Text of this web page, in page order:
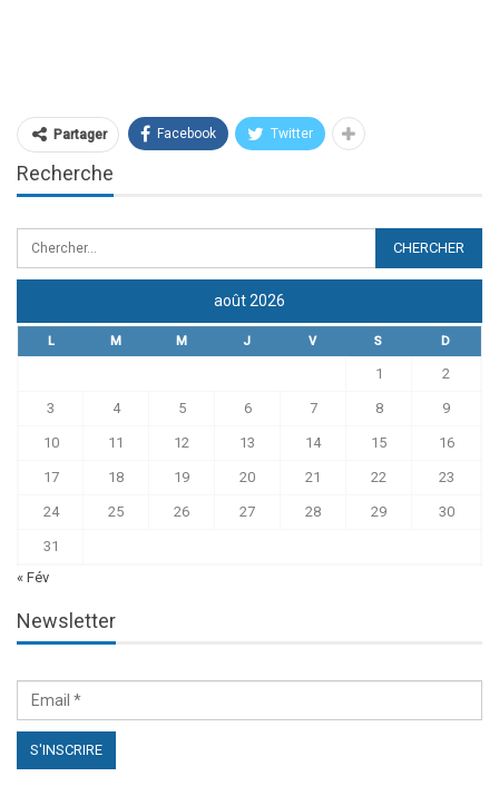
Partager Facebook Twitter
Recherche
août 2026
L M M J V S D
1 2
3 4 5 6 7 8 9
10 11 12 13 14 15 16
17 18 19 20 21 22 23
24 25 26 27 28 29 30
31
« Fév
Newsletter